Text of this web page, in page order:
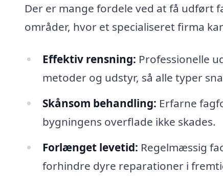
Der er mange fordele ved at få udført
områder, hvor et specialiseret firma
Effektiv rensning: Professionelle
metoder og udstyr, så alle typer
Skånsom behandling: Erfarne
bygningens overflade ikke skades.
Forlænget levetid: Regelmæssig
forhindre dyre reparationer i